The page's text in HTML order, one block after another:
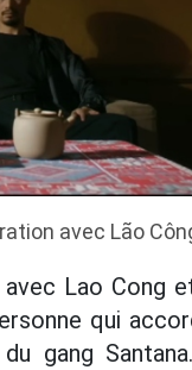
avec Lão
Lao Cong
qui
gang